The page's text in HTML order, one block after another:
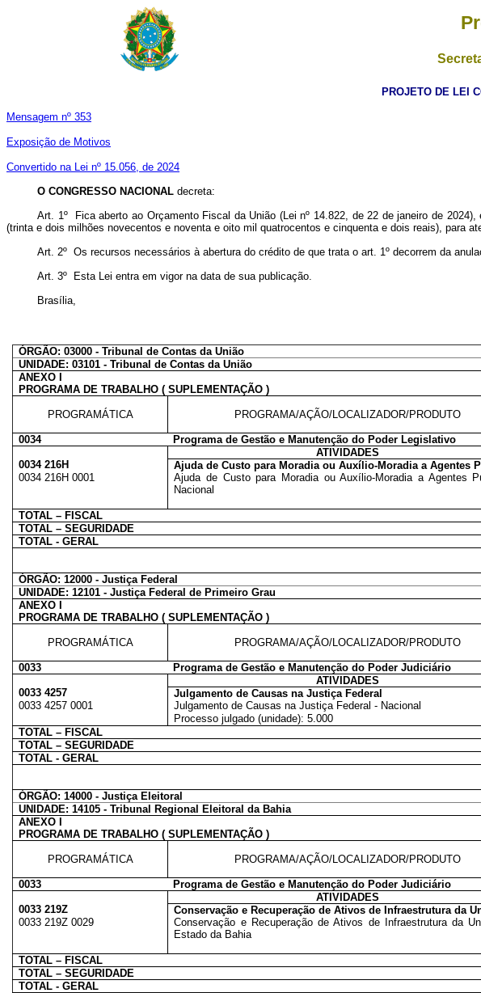
PROJETO DE LEI
Mensagem nº 353
Exposição de Motivos
Convertido na Lei nº 15.056, de 2024
O CONGRESSO NACIONAL decreta:
Art. 1º Fica aberto ao Orçamento Fiscal da União (Lei nº 14.822, de 22 de janeiro de
(trinta e dois milhões novecentos e noventa e oito mil quatrocentos e cinquenta e dois reais), para
Art. 2º Os recursos necessários à abertura do crédito de que trata o art. 1º decorrem da
Art. 3º Esta Lei entra em vigor na data de sua publicação.
Brasília,
ÓRGÃO: 03000 - Tribunal de Contas da União
UNIDADE: 03101 - Tribunal de Contas da União
ANEXO I
PROGRAMA DE TRABALHO ( SUPLEMENTAÇÃO )
PROGRAMÁTICA PROGRAMA/AÇÃO/LOCALIZADOR/PRODUTO
0034 Programa de Gestão e Manutenção do Poder Legislativo
ATIVIDADES
0034 216H
Ajuda de Custo para Moradia ou Auxílio-Moradia a Agentes
0034 216H 0001
Ajuda de Custo para Moradia ou Auxílio-Moradia a Agentes
Nacional
TOTAL – FISCAL
TOTAL – SEGURIDADE
TOTAL - GERAL
ÓRGÃO: 12000 - Justiça Federal
UNIDADE: 12101 - Justiça Federal de Primeiro Grau
ANEXO I
PROGRAMA DE TRABALHO ( SUPLEMENTAÇÃO )
PROGRAMÁTICA PROGRAMA/AÇÃO/LOCALIZADOR/PRODUTO
0033 Programa de Gestão e Manutenção do Poder Judiciário
ATIVIDADES
0033 4257
Julgamento de Causas na Justiça Federal
0033 4257 0001
Julgamento de Causas na Justiça Federal - Nacional
Processo julgado (unidade): 5.000
TOTAL – FISCAL
TOTAL – SEGURIDADE
TOTAL - GERAL
ÓRGÃO: 14000 - Justiça Eleitoral
UNIDADE: 14105 - Tribunal Regional Eleitoral da Bahia
ANEXO I
PROGRAMA DE TRABALHO ( SUPLEMENTAÇÃO )
PROGRAMÁTICA PROGRAMA/AÇÃO/LOCALIZADOR/PRODUTO
0033 Programa de Gestão e Manutenção do Poder Judiciário
ATIVIDADES
0033 219Z
Conservação e Recuperação de Ativos de Infraestrutura da
0033 219Z 0029
Conservação e Recuperação de Ativos de Infraestrutura da
Estado da Bahia
TOTAL – FISCAL
TOTAL – SEGURIDADE
TOTAL - GERAL